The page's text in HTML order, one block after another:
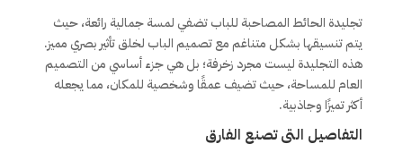
تجليدة الحائط المصاحبة للباب تضفي لمسة جمالية رائعة، حيث
يتم تنسيقها بشكل متناغم مع تصميم الباب لخلق تأثير بصري مميز.
هذه التجليدة ليست مجرد زخرفة؛ بل هي جزء أساسي من التصميم
العام للمساحة، حيث تضيف عمقًا وشخصية للمكان، مما يجعله
أكثر تميزًا وجاذبية.
التفاصيل التي تصنع الفارق